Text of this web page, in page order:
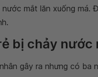
mắt lăn xuống má.
bị chảy nước
gây ra nhưng có ba